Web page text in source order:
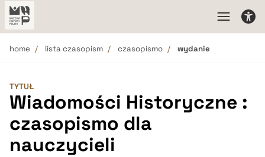
home lista czasopism czasopismo wydanie
TYTUŁ
Wiadomości Historyczne :
czasopismo dla
nauczycieli